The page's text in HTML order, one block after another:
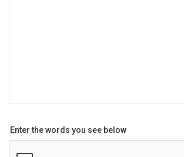
Enter the words you see below